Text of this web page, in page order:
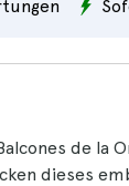
de la
dieses